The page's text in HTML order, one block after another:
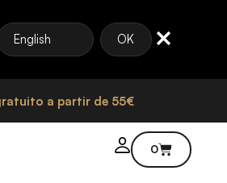
English OK
a partir de 55€
0